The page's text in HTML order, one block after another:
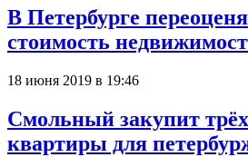
В Петербурге
стоимость
18 июня 2019 в 19:46
Смольный закупит
квартиры для